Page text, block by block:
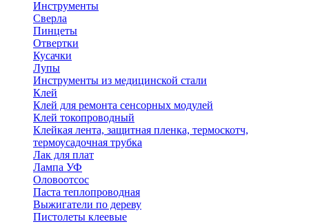
Инструменты
Сверла
Пинцеты
Отвертки
Кусачки
Лупы
Инструменты из медицинской стали
Клей
Клей для ремонта сенсорных модулей
Клей токопроводный
Клейкая лента, защитная пленка, термоскотч,
термоусадочная трубка
Лак для плат
Лампа УФ
Оловоотсос
Паста теплопроводная
Выжигатели по дереву
Пистолеты клеевые